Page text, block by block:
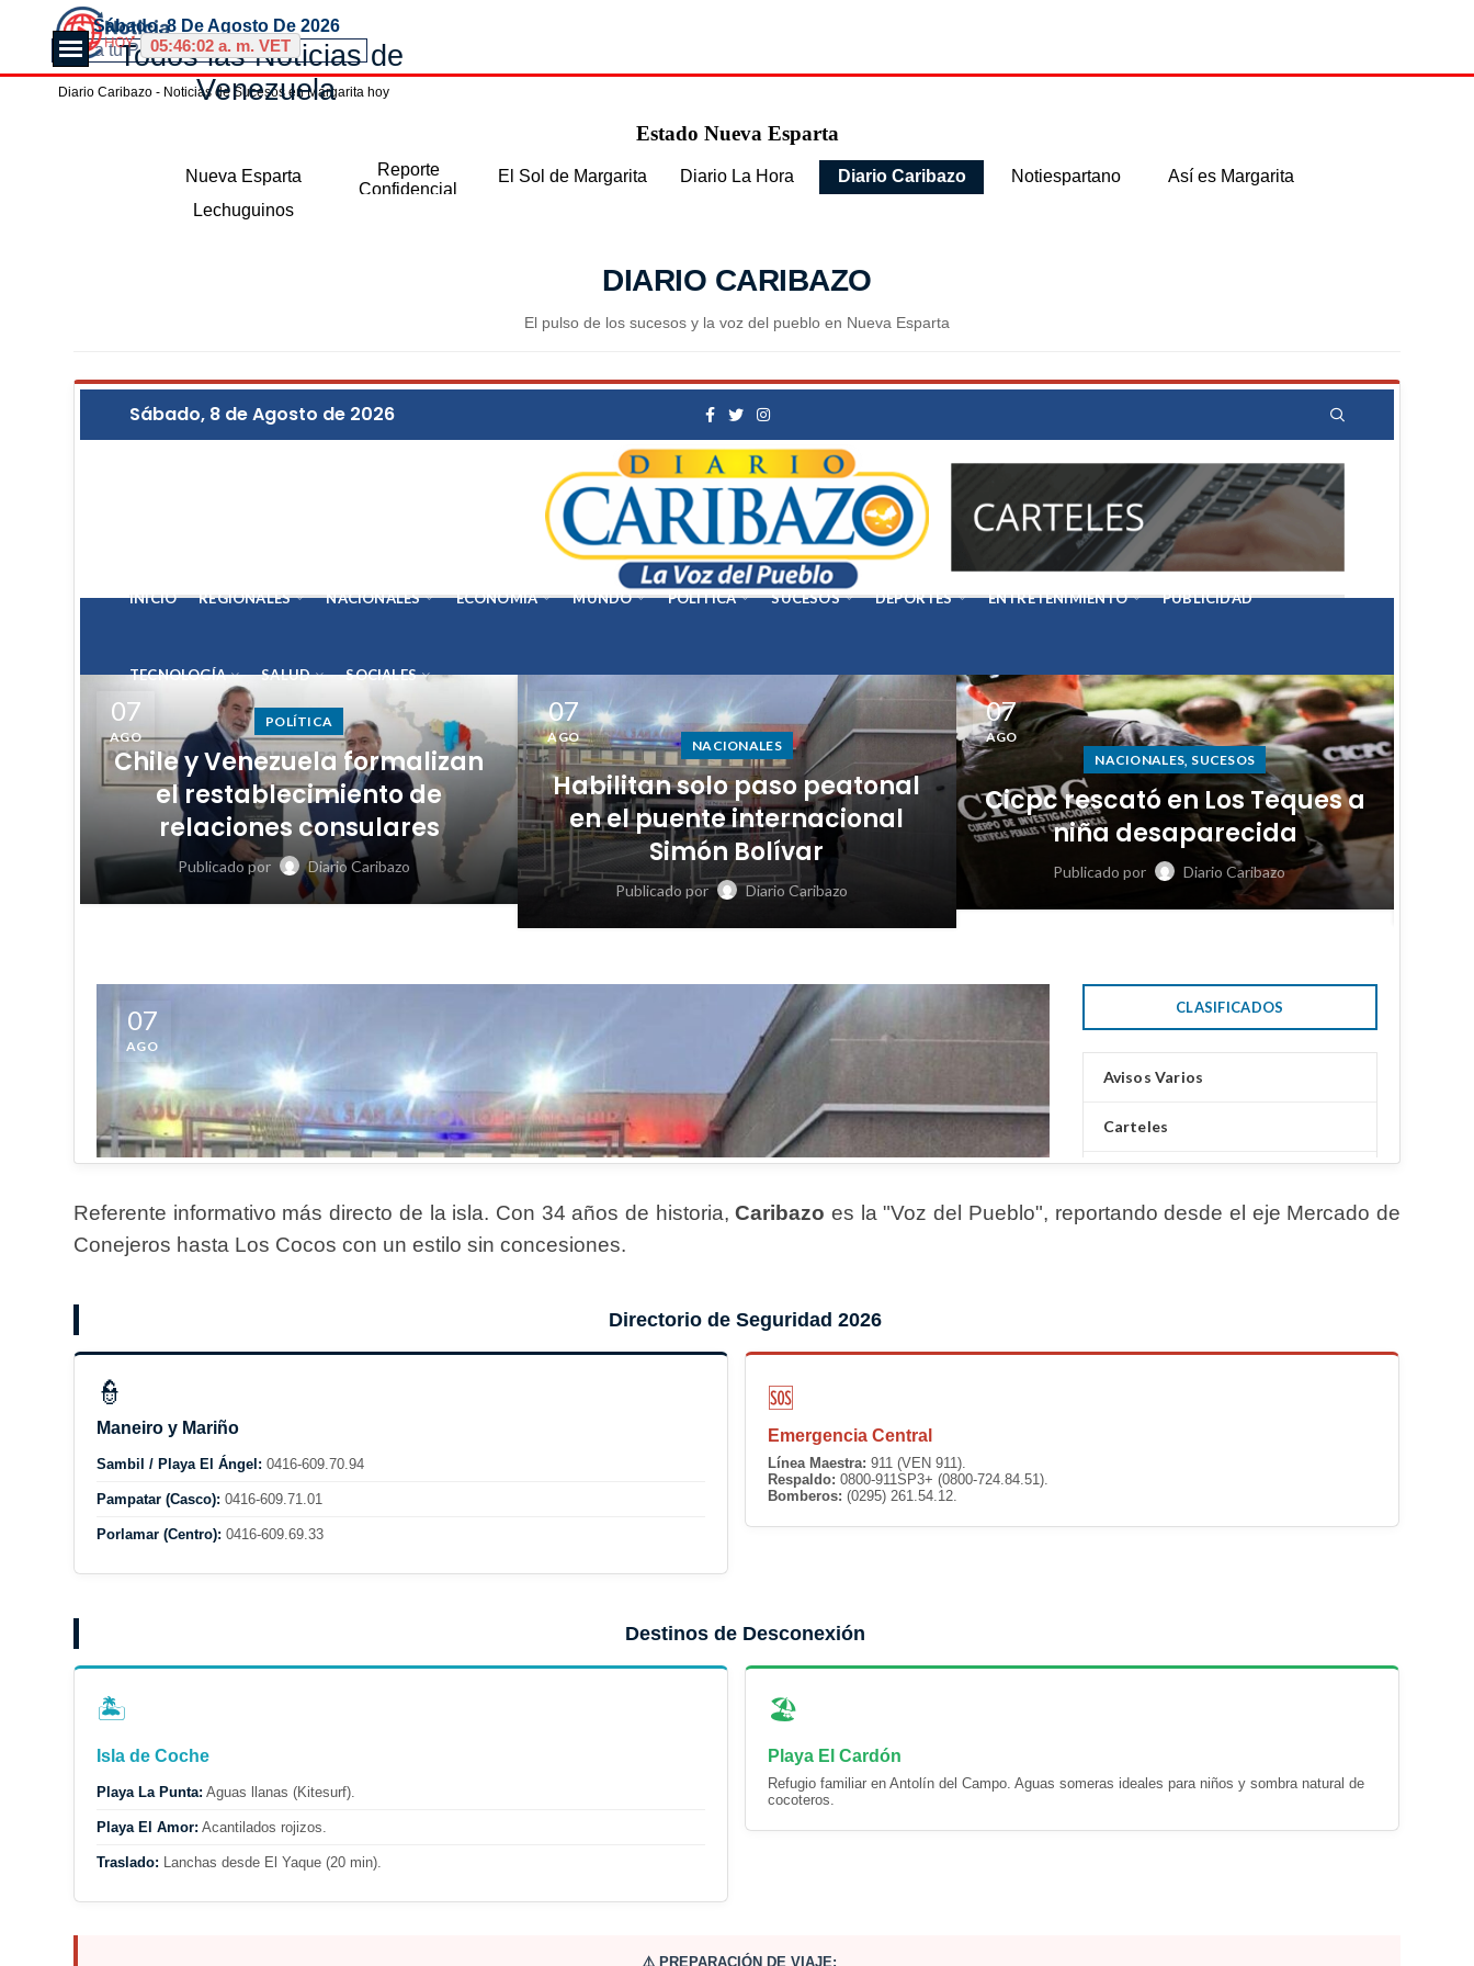
Vaya al Contenido
Todos las Noticias de
Venezuela
Sábado, 8 De Agosto De 2026
05:46:03 a. m. VET
Saltar menú
Diario Caribazo - Noticias de Sucesos en Margarita hoy
Estado Nueva Esparta
Nueva Esparta
Reporte
Confidencial
El Sol de Margarita Diario La Hora Diario Caribazo Notiespartano
Así es Margarita
Lechuguinos
DIARIO CARIBAZO
El pulso de los sucesos y la voz del pueblo en Nueva Esparta
Referente informativo más directo de la isla. Con 34 años de historia,Caribazo es la "Voz del Pueblo", reportando desde el eje Mercado de
Conejeros hasta Los Cocos con un estilo sin concesiones.
Directorio de Seguridad 2026
👮
Maneiro y Mariño
Sambil / Playa El Ángel: 0416-609.70.94
Pampatar (Casco): 0416-609.71.01
Porlamar (Centro): 0416-609.69.33
🆘
Emergencia Central
Línea Maestra: 911 (VEN 911).
Respaldo: 0800-911SP3+ (0800-724.84.51).
Bomberos: (0295) 261.54.12.
Destinos de Desconexión
🏝️
Isla de Coche
Playa La Punta: Aguas llanas (Kitesurf).
Playa El Amor: Acantilados rojizos.
Traslado: Lanchas desde El Yaque (20 min).
🏖️
Playa El Cardón
Refugio familiar en Antolín del Campo. Aguas someras ideales para niños y sombra natural de
cocoteros.
⚠️ PREPARACIÓN DE VIAJE: